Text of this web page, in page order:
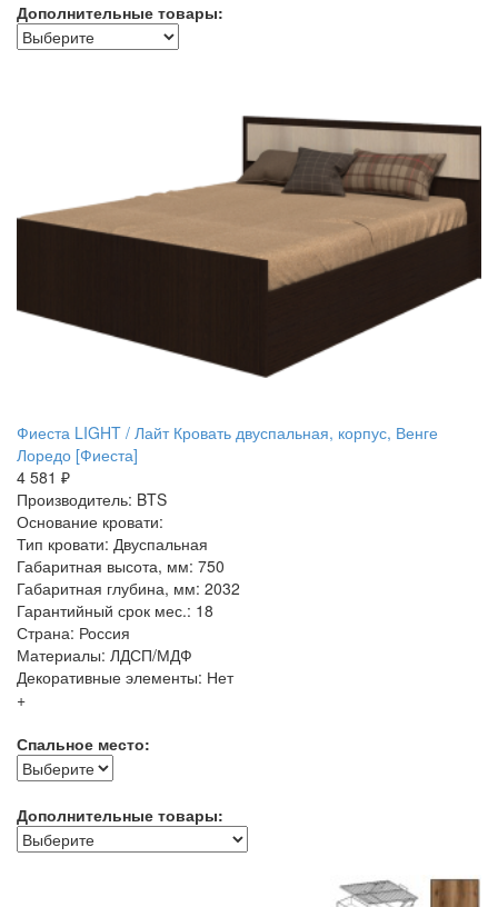
Дополнительные товары:
Фиеста LIGHT / Лайт Кровать двуспальная, корпус, Венге
Лоредо [Фиеста]
4 581 ₽
Производитель: BTS
Основание кровати:
Тип кровати: Двуспальная
Габаритная высота, мм: 750
Габаритная глубина, мм: 2032
Гарантийный срок мес.: 18
Страна: Россия
Материалы: ЛДСП/МДФ
Декоративные элементы: Нет
+
Спальное место:
Дополнительные товары: